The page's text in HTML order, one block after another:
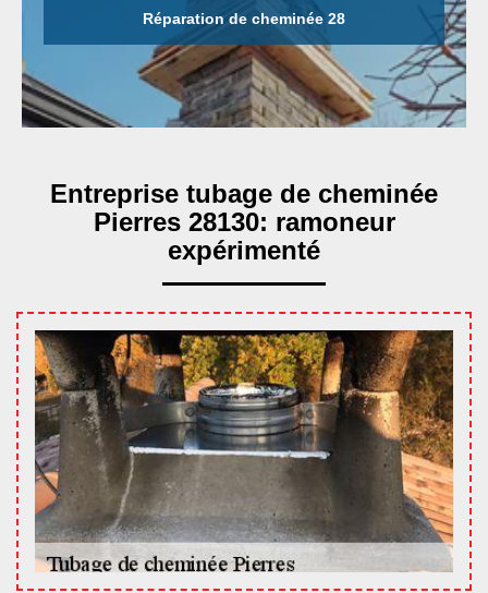
Réparation de cheminée 28
Entreprise tubage de cheminée
Pierres 28130: ramoneur
expérimenté